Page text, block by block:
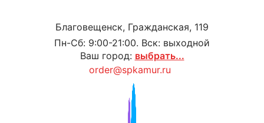
Благовещенск, Гражданская, 119
Пн-Сб: 9:00-21:00. Вск: выходной
Ваш город: выбрать...
order@spkamur.ru